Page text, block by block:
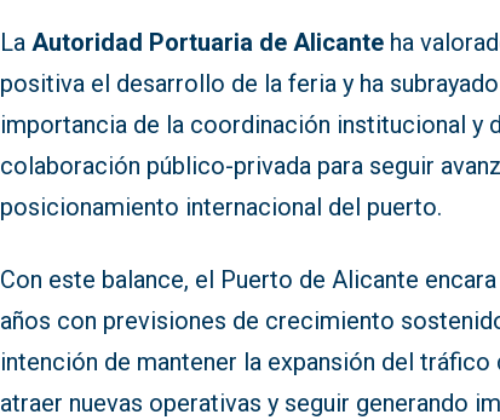
LaAutoridad Portuaria de Alicante ha
positiva el desarrollo de la feria y ha
importancia de la coordinación institucional y
colaboración público-privada para seguir
posicionamiento internacional del puerto.
Con este balance, el Puerto de Alicante
años con previsiones de crecimiento
intención de mantener la expansión del tráfico
atraer nuevas operativas y seguir generando